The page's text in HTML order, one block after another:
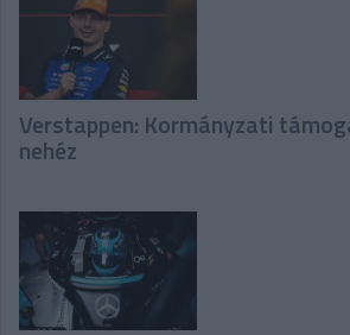
Verstappen: Kormányzati
nehéz